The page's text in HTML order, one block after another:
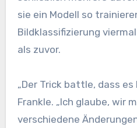
sie ein Modell so
Bildklassifizierung
als zuvor.
„Der Trick battle, dass es
Frankle. „Ich glaube, wir
verschiedene